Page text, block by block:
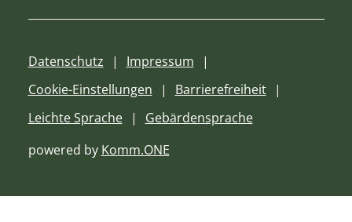
Datenschutz
Impressum
Cookie-Einstellungen
Barrierefreiheit
Leichte Sprache
Gebärdensprache
powered by Komm.ONE